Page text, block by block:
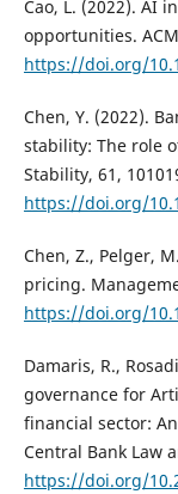
Cao, L. (2022). AI
opportunities.
https://doi.org/
Chen, Y. (2022).
stability: The role
Stability, 61,
https://doi.org/
Chen, Z., Pelger,
pricing.
https://doi.org/
Damaris, R.,
governance for
financial sector:
Central Bank Law
https://doi.org/